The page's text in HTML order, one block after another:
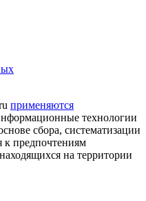
применяются
технологии
сбора, систематизации
к предпочтениям
на территории